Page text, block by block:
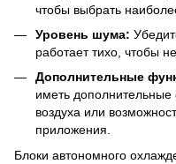
чтобы выбрать
Уровень шума:
работает тихо, чтобы
Дополнительные
иметь дополнительные
воздуха или
приложения.
Блоки автономного